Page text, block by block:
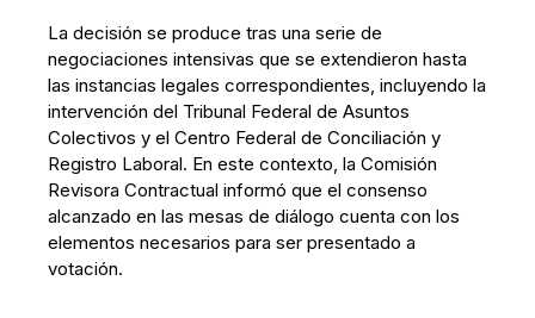
La decisión se produce tras una serie de
negociaciones intensivas que se extendieron hasta
las instancias legales correspondientes, incluyendo la
intervención del Tribunal Federal de Asuntos
Colectivos y el Centro Federal de Conciliación y
Registro Laboral. En este contexto, la Comisión
Revisora Contractual informó que el consenso
alcanzado en las mesas de diálogo cuenta con los
elementos necesarios para ser presentado a
votación.